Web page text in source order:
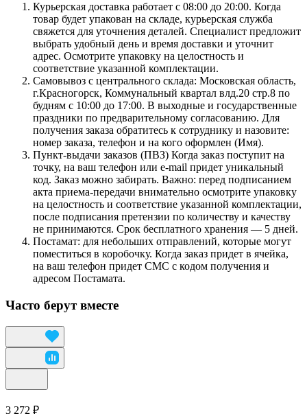
Курьерская доставка работает с 08:00 до 20:00. Когда
товар будет упакован на складе, курьерская служба
свяжется для уточнения деталей. Специалист предложит
выбрать удобный день и время доставки и уточнит
адрес. Осмотрите упаковку на целостность и
соответствие указанной комплектации.
Самовывоз с центрального склада: Московская область,
г.Красногорск, Коммунальный квартал влд.20 стр.8 по
будням с 10:00 до 17:00. В выходные и государственные
праздники по предварительному согласованию. Для
получения заказа обратитесь к сотруднику и назовите:
номер заказа, телефон и на кого оформлен (Имя).
Пункт-выдачи заказов (ПВЗ) Когда заказ поступит на
точку, на ваш телефон или e-mail придет уникальный
код. Заказ можно забирать. Важно: перед подписанием
акта приема-передачи внимательно осмотрите упаковку
на целостность и соответствие указанной комплектации,
после подписания претензии по количеству и качеству
не принимаются. Срок бесплатного хранения — 5 дней.
Постамат: для небольших отправлений, которые могут
поместиться в коробочку. Когда заказ придет в ячейка,
на ваш телефон придет СМС с кодом получения и
адресом Постамата.
Часто берут вместе
3 272 ₽